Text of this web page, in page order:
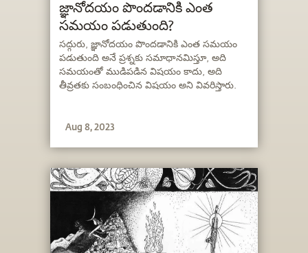
జ్ఞానోదయం పొందడానికి ఎంత
సమయం పడుతుంది?
సద్గురు, జ్ఞానోదయం పొందడానికి ఎంత సమయం
పడుతుంది అనే ప్రశ్నకు సమాధానమిస్తూ, అది
సమయంతో ముడిపడిన విషయం కాదు, అది
తీవ్రతకు సంబంధించిన విషయం అని వివరిస్తారు.
Aug 8, 2023